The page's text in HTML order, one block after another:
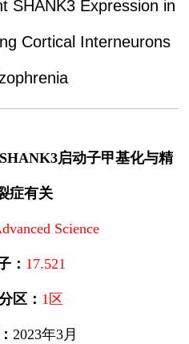
SHANK3 Expression in
Cortical Interneurons
启动子甲基化与精
症有关
Science
： 17.521
区： 1区
2023年3月